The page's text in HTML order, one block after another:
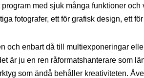
med sjuk många funktioner och
fotografer, ett för grafisk design, ett för
och enbart då till multiexponeringar
är ju en ren råformatshanterare som
som ändå behåller kreativiteten.